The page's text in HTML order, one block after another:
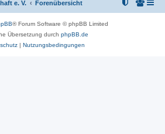
e. V. Forenübersicht
® Forum Software © phpBB Limited
Übersetzung durch phpBB.de
| Nutzungsbedingungen